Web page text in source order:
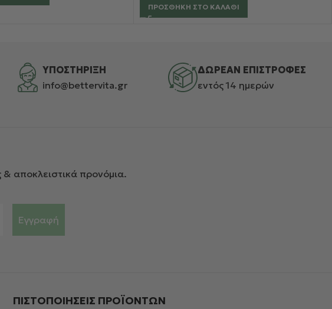
ΠΡΟΣΘΉΚΗ ΣΤΟ ΚΑΛΆΘΙ
ΥΠΟΣΤΗΡΙΞΗ
info@bettervita.gr
ΔΩΡΕΑΝ ΕΠΙΣΤΡΟΦΕΣ
εντός 14 ημερών
αποκλειστικά προνόμια.
Εγγραφή
ΠΙΣΤΟΠΟΙΉΣΕΙΣ ΠΡΟΪΌΝΤΩΝ